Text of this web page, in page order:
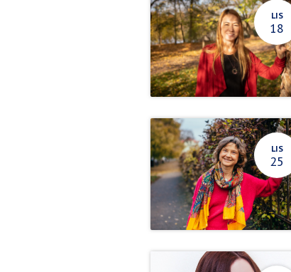
LIS
18
LIS
25